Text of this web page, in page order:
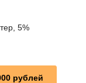
5%
рублей